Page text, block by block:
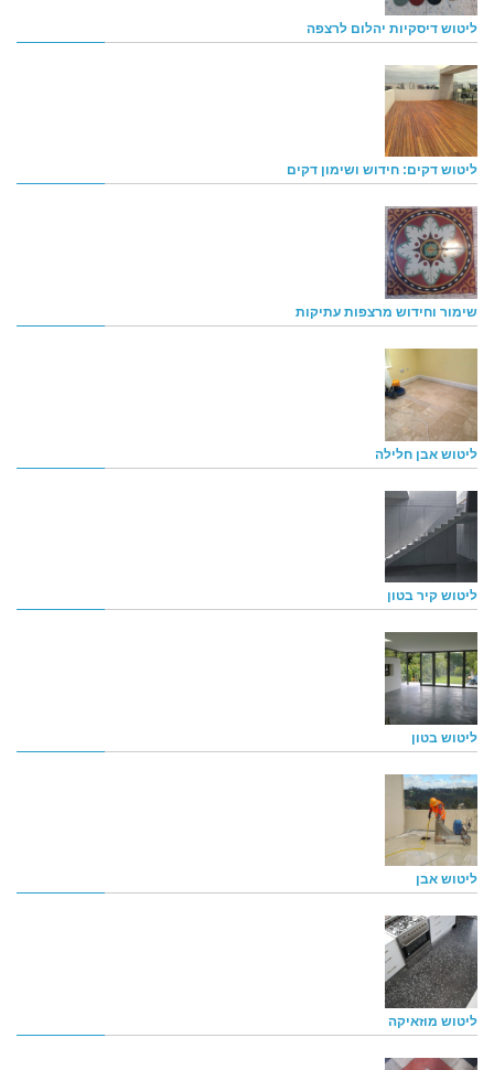
ליטוש דיסקיות יהלום לרצפה
ליטוש דקים: חידוש ושימון דקים
שימור וחידוש מרצפות עתיקות
ליטוש אבן חלילה
ליטוש קיר בטון
ליטוש בטון
ליטוש אבן
ליטוש מוזאיקה